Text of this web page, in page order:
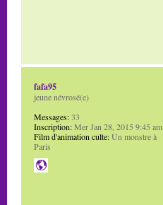
fafa95
jeune névrosé(e)
Messages:33
Inscription:Mer Jan 28, 2015 9:45 am
Film d'animation culte:Un monstre à
Paris